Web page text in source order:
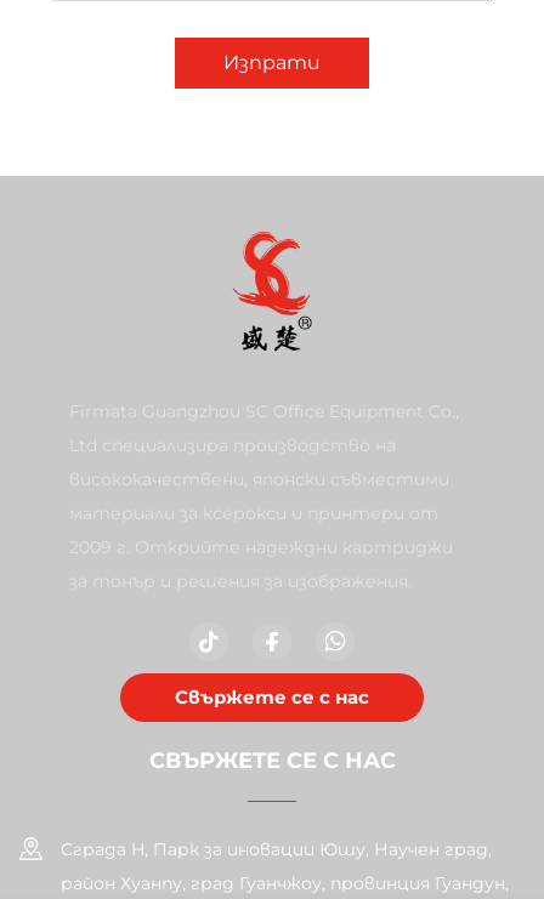
Изпрати
Firmata Guangzhou SC Office Equipment Co.,
Ltd специализира производство на
висококачествени, японски съвместими
материали за ксерокси и принтери от
2009 г. Открийте надеждни картриджи
за тонър и решения за изображения.
Свържете се с нас
СВЪРЖЕТЕ СЕ С НАС
Сграда H, Парк за иновации Юшу, Научен град,
район Хуанпу, град Гуанчжоу, провинция Гуандун,